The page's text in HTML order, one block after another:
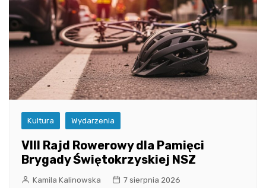
Kultura Wydarzenia
VIII Rajd Rowerowy dla Pamięci
Brygady Świętokrzyskiej NSZ
Kamila Kalinowska 7 sierpnia 2026